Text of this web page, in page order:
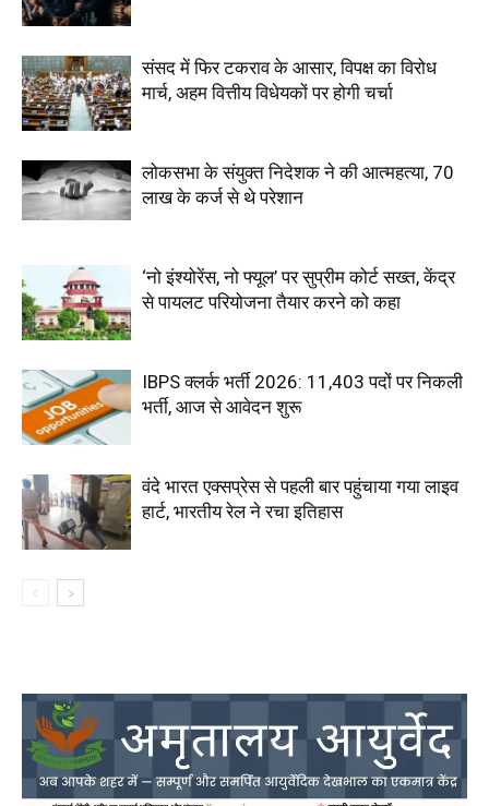
संसद में फिर टकराव के आसार, विपक्ष का विरोध
मार्च, अहम वित्तीय विधेयकों पर होगी चर्चा
लोकसभा के संयुक्त निदेशक ने की आत्महत्या, 70
लाख के कर्ज से थे परेशान
‘नो इंश्योरेंस, नो फ्यूल’ पर सुप्रीम कोर्ट सख्त, केंद्र
से पायलट परियोजना तैयार करने को कहा
IBPS क्लर्क भर्ती 2026: 11,403 पदों पर निकली
भर्ती, आज से आवेदन शुरू
वंदे भारत एक्सप्रेस से पहली बार पहुंचाया गया लाइव
हार्ट, भारतीय रेल ने रचा इतिहास